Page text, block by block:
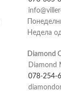
Недела
Diamond
Diamond
078-254-